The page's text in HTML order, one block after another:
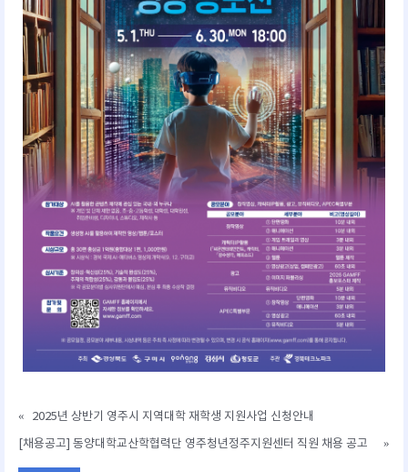
«
2025년 상반기 영주시 지역대학 재학생 지원사업 신청안내
[채용공고] 동양대학교산학협력단 영주청년정주지원센터 직원 채용 공고
»